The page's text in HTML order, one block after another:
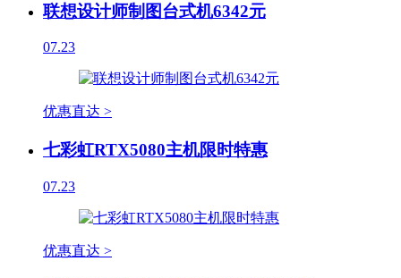
联想设计师制图台式机6342元
07.23
优惠直达 >
七彩虹RTX5080主机限时特惠
07.23
优惠直达 >